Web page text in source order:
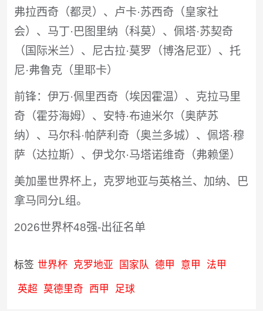
弗拉西奇（都灵）、卢卡·苏西奇（皇家社
会）、马丁·巴图里纳（科莫）、佩塔·苏契奇
（国际米兰）、尼古拉·莫罗（博洛尼亚）、托
尼·弗鲁克（里耶卡）
前锋：伊万·佩里西奇（埃因霍温）、克拉马里
奇（霍芬海姆）、安特·布迪米尔（奥萨苏
纳）、马尔科·帕萨利奇（奥兰多城）、佩塔·穆
萨（达拉斯）、伊戈尔·马塔诺维奇（弗赖堡）
美加墨世界杯上，克罗地亚与英格兰、加纳、巴
拿马同分L组。
2026世界杯48强-出征名单
标签 世界杯 克罗地亚 国家队 德甲 意甲 法甲
英超 莫德里奇 西甲 足球